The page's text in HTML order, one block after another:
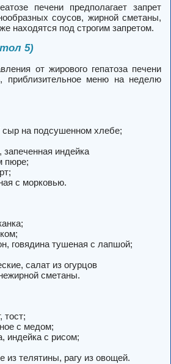
печени предполагает запрет
соусов, жирной сметаны,
находятся под строгим запретом.
5)
от жирового гепатоза печени
приблизительное меню на неделю
на подсушенном хлебе;
запеченная индейка
пюре;
с морковью.
говядина тушеная с лапшой;
салат из огурцов
сметаны.
тост;
с медом;
индейка с рисом;
из телятины, рагу из овощей.